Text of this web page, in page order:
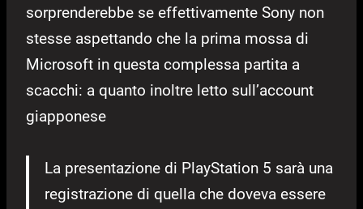
sorprenderebbe se effettivamente Sony non
stesse aspettando che la prima mossa di
Microsoft in questa complessa partita a
scacchi: a quanto inoltre letto sull’account
giapponese
La presentazione di PlayStation 5 sarà una
registrazione di quella che doveva essere